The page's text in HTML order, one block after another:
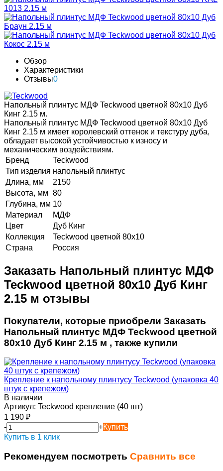
Обзор
Характеристики
Отзывы0
Напольный плинтус МДФ Teckwood цветной 80х10 Дуб
Кинг 2.15 м.
Напольный плинтус МДФ Teckwood цветной 80х10 Дуб
Кинг 2.15 м имеет королевский оттенок и текстуру дуба,
обладает высокой устойчивостью к износу и
механическим воздействиям.
Бренд
Teckwood
Тип изделия напольный плинтус
Длина, мм
2150
Высота, мм 80
Глубина, мм 10
Материал
МДФ
Цвет
Дуб Кинг
Коллекция
Teckwood цветной 80х10
Страна
Россия
Заказать Напольный плинтус МДФ
Teckwood цветной 80х10 Дуб Кинг
2.15 м отзывы
Покупатели, которые приобрели Заказать
Напольный плинтус МДФ Teckwood цветной
80х10 Дуб Кинг 2.15 м , также купили
Крепление к напольному плинтусу Teckwood (упаковка 40
штук с крепежом)
В наличии
Артикул: Teckwood крепление (40 шт)
1 190 ₽
-
+Купить
Купить в 1 клик
Рекомендуем посмотреть Сравнить все